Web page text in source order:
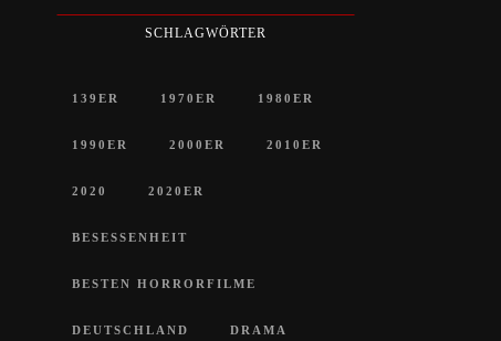
SCHLAGWÖRTER
139ER 1970ER 1980ER
1990ER 2000ER 2010ER
2020 2020ER
BESESSENHEIT
BESTEN HORRORFILME
DEUTSCHLAND DRAMA